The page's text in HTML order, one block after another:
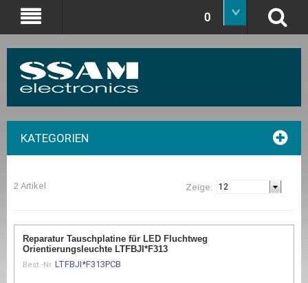
0
KATEGORIEN
2 Artikel Zeige:
Reparatur Tauschplatine für LED Fluchtweg
Orientierungsleuchte LTFBJI*F313
Best.-Nr. LTFBJI*F313PCB